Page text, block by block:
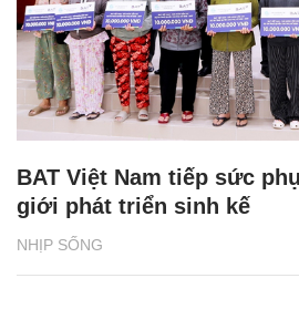
NHỊP SỐNG
BAT Việt Nam tiếp sức
giới phát triển sinh kế